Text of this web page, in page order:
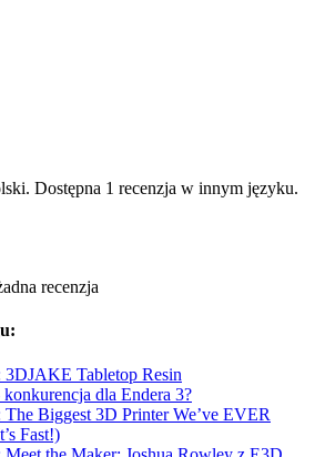
Dostępna 1 recenzja w innym języku.
recenzja
3DJAKE Tabletop Resin
dla Endera 3?
The Biggest 3D Printer We’ve EVER
Fast!)